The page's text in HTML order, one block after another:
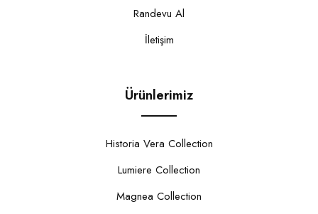
Randevu Al
İletişim
Ürünlerimiz
Historia Vera Collection
Lumiere Collection
Magnea Collection